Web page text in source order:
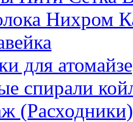
Нихром
для
спирали
(Расходники)